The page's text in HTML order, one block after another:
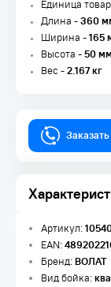
Единица
Длина -360
Ширина -165
Высота -50 мм
Вес -2.167 кг
Артикул:
EAN:
Бренд:ВОЛАТ
Вид бойка: